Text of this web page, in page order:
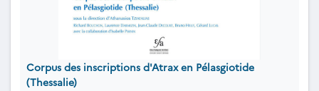
Corpus des inscriptions d'Atrax en Pélasgiotide
(Thessalie)